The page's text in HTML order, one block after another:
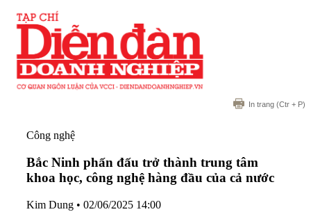
In trang (Ctr + P)
Công nghệ
Bắc Ninh phấn đấu trở thành trung tâm
khoa học, công nghệ hàng đầu của cả nước
Kim Dung • 02/06/2025 14:00